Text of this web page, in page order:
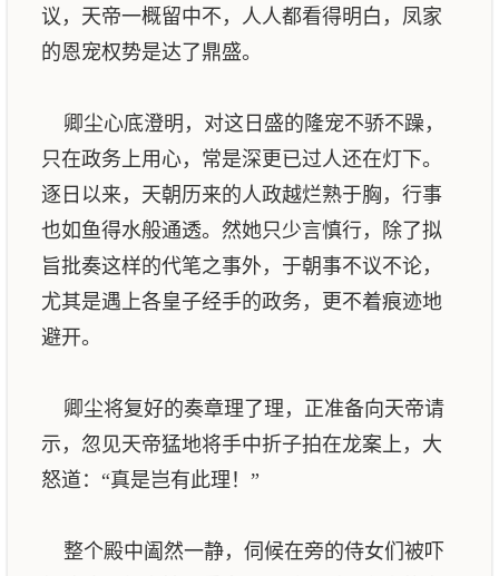
议，天帝一概留中不，人人都看得明白，凤家
的恩宠权势是达了鼎盛。
卿尘心底澄明，对这日盛的隆宠不骄不躁，
只在政务上用心，常是深更已过人还在灯下。
逐日以来，天朝历来的人政越烂熟于胸，行事
也如鱼得水般通透。然她只少言慎行，除了拟
旨批奏这样的代笔之事外，于朝事不议不论，
尤其是遇上各皇子经手的政务，更不着痕迹地
避开。
卿尘将复好的奏章理了理，正准备向天帝请
示，忽见天帝猛地将手中折子拍在龙案上，大
怒道：“真是岂有此理！”
整个殿中阖然一静，伺候在旁的侍女们被吓